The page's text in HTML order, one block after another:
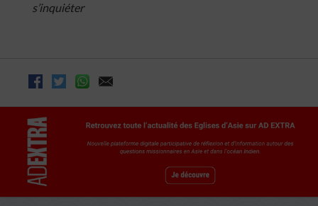
s’inquiéter